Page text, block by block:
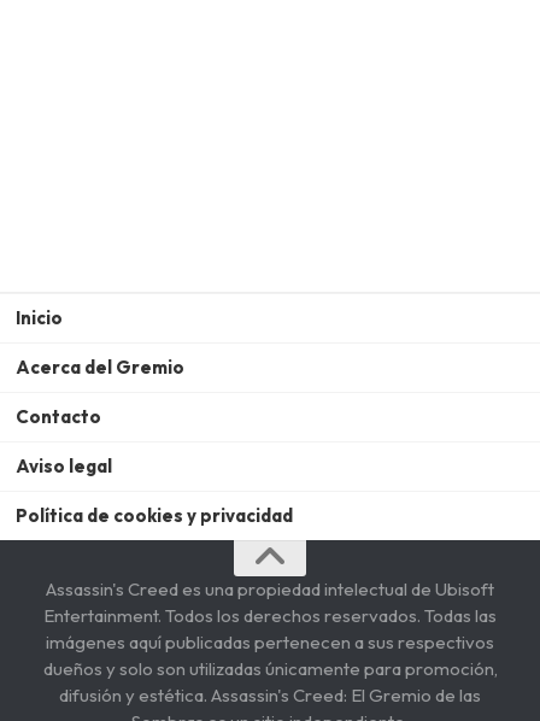
Inicio
Acerca del Gremio
Contacto
Aviso legal
Política de cookies y privacidad
Assassin's Creed es una propiedad intelectual de Ubisoft
Entertainment. Todos los derechos reservados. Todas las
imágenes aquí publicadas pertenecen a sus respectivos
dueños y solo son utilizadas únicamente para promoción,
difusión y estética. Assassin's Creed: El Gremio de las